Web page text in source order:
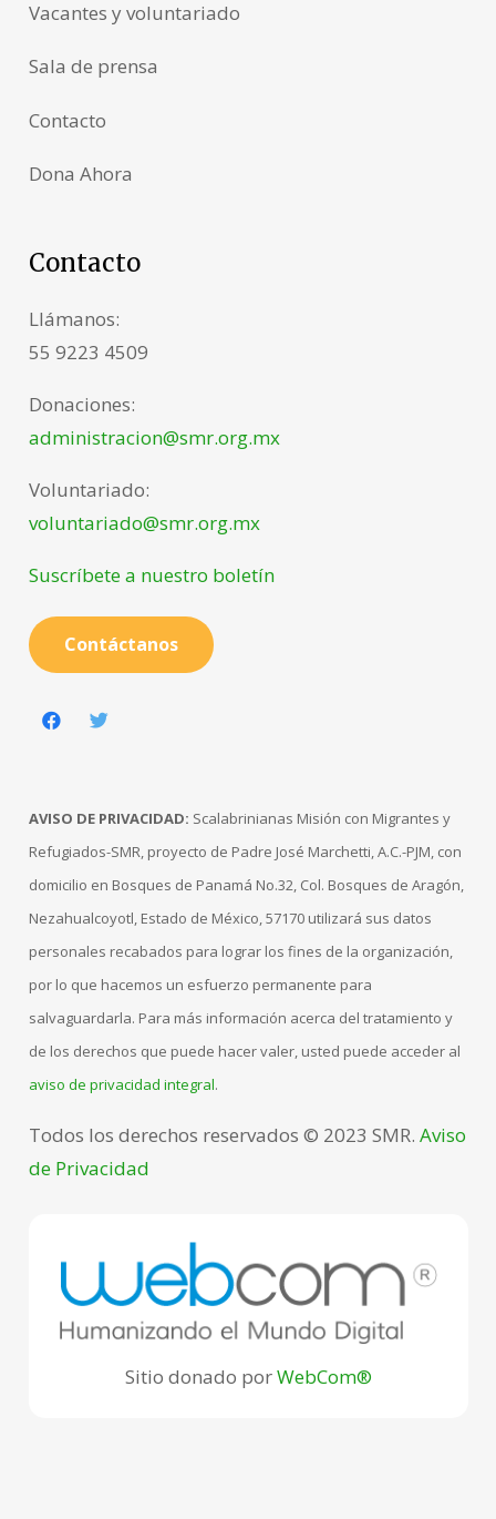
Vacantes y voluntariado
Sala de prensa
Contacto
Dona Ahora
Contacto
Llámanos:
55 9223 4509
Donaciones:
administracion@smr.org.mx
Voluntariado:
voluntariado@smr.org.mx
Suscríbete a nuestro boletín
Contáctanos
AVISO DE PRIVACIDAD: Scalabrinianas Misión con Migrantes y
Refugiados-SMR, proyecto de Padre José Marchetti, A.C.-PJM, con
domicilio en Bosques de Panamá No.32, Col. Bosques de Aragón,
Nezahualcoyotl, Estado de México, 57170 utilizará sus datos
personales recabados para lograr los fines de la organización,
por lo que hacemos un esfuerzo permanente para
salvaguardarla. Para más información acerca del tratamiento y
de los derechos que puede hacer valer, usted puede acceder al
aviso de privacidad integral.
Todos los derechos reservados © 2023 SMR. Aviso
de Privacidad
Sitio donado porWebCom®